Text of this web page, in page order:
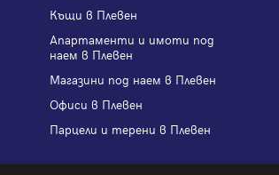
Къщи в Плевен
Апартаменти и имоти под
наем в Плевен
Магазини под наем в Плевен
Офиси в Плевен
Парцели и терени в Плевен